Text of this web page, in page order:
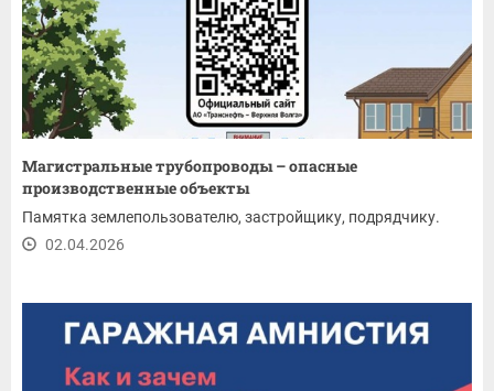
Магистральные трубопроводы – опасные
производственные объекты
Памятка землепользователю, застройщику, подрядчику.
02.04.2026